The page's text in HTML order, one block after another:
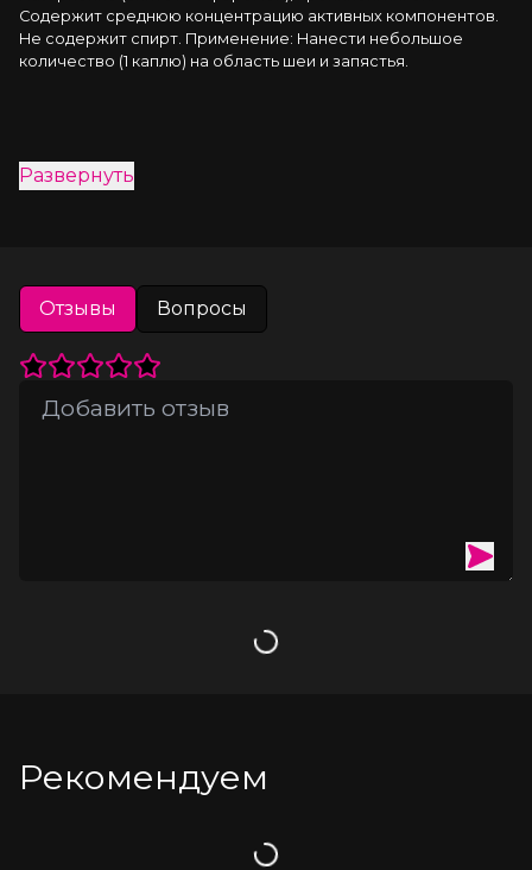
Содержит среднюю концентрацию активных компонентов.
Не содержит спирт. Применение: Нанести небольшое
количество (1 каплю) на область шеи и запястья.
Развернуть
Отзывы Вопросы
Загрузка
Рекомендуем